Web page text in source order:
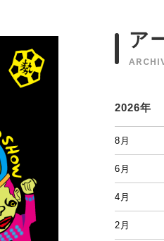
ア
2026年
8月
6月
4月
2月